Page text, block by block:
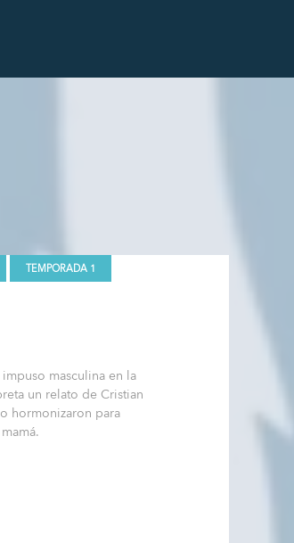
TEMPORADA 1
masculina en la
un relato de Cristian
hormonizaron para